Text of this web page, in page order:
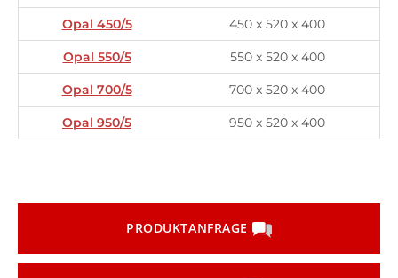
Opal 450/5 450 x 520 x 400
Opal 550/5 550 x 520 x 400
Opal 700/5 700 x 520 x 400
Opal 950/5 950 x 520 x 400
PRODUKTANFRAGE